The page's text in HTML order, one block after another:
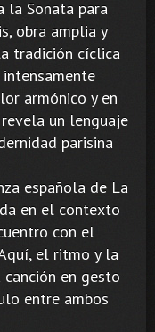
la Sonata para
obra amplia y
tradición cíclica
armónico y en
un lenguaje
parisina
española de La
en el contexto
con el
el ritmo y la
en gesto
entre ambos